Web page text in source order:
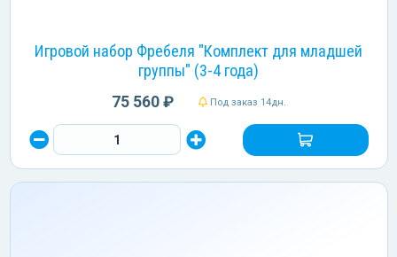
Игровой набор Фребеля "Комплект для младшей
группы" (3-4 года)
75 560 ₽ Под заказ 14дн.